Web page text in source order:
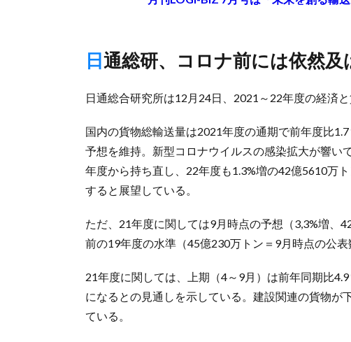
日通総研、コロナ前には依然
日通総合研究所は12月24日、2021～22年度の経済
国内の貨物総輸送量は2021年度の通期で前年度比
予想を維持。新型コロナウイルスの感染拡大が響い
年度から持ち直し、22年度も1.3%増の42億5610万
すると展望している。
ただ、21年度に関しては9月時点の予想（3,3%増、
前の19年度の水準（45億230万トン＝9月時点の公
21年度に関しては、上期（4～9月）は前年同期比
になるとの見通しを示している。建設関連の貨物が
ている。